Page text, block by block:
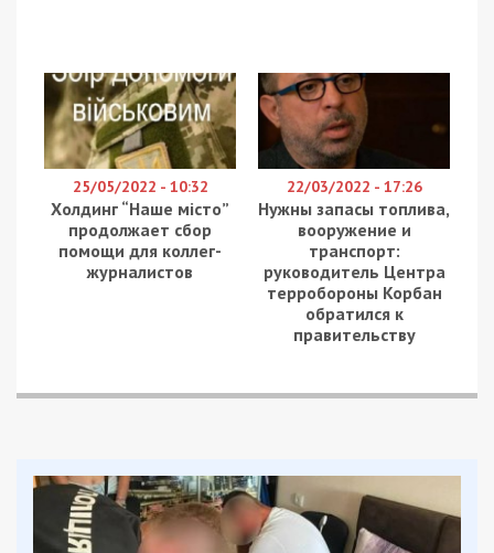
25/05/2022 - 10:32
Холдинг “Наше місто”
продолжает сбор
помощи для коллег-
журналистов
22/03/2022 - 17:26
Нужны запасы топлива,
вооружение и
транспорт:
руководитель Центра
терробороны Корбан
обратился к
правительству